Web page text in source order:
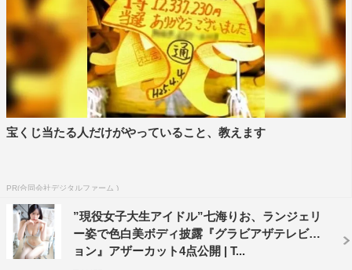
宝くじ当たる人だけがやっていること、教えます
PR(合同会社デジタルファーム )
”現役女子大生アイドル”七海りお、ランジェリ
ー姿で色白美ボディ披露『グラビアザテレビジ
ョン』アザーカット4点公開 | T...